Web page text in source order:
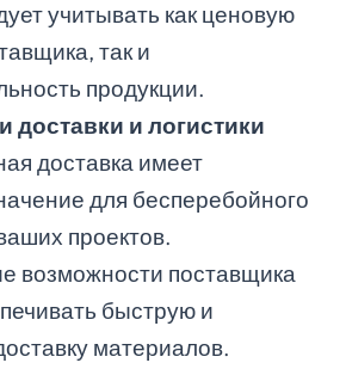
учитывать как ценовую
так и
продукции.
доставки и логистики
доставка имеет
для бесперебойного
проектов.
возможности поставщика
быструю и
материалов.